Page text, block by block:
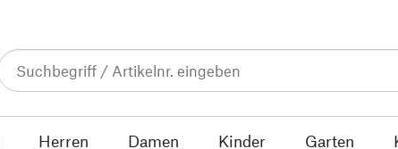
Herren Damen Kinder Garten